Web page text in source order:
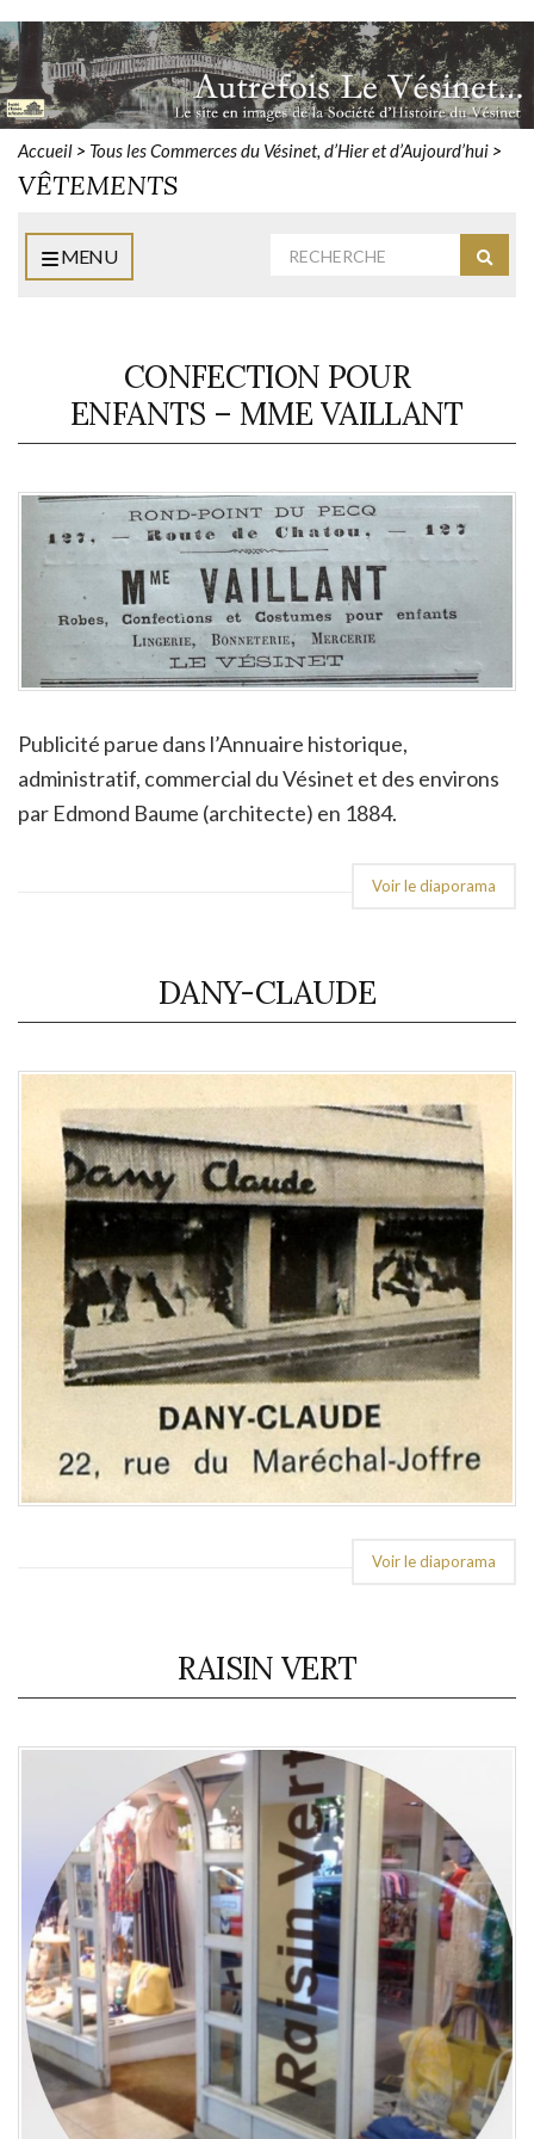
Accueil > Tous les Commerces du Vésinet, d’Hier et d’Aujourd’hui >
VÊTEMENTS
MENU
CONFECTION POUR
ENFANTS – MME VAILLANT
Publicité parue dans l’Annuaire historique,
administratif, commercial du Vésinet et des environs
par Edmond Baume (architecte) en 1884.
Voir le diaporama
DANY-CLAUDE
Voir le diaporama
RAISIN VERT